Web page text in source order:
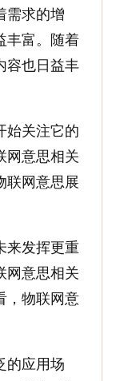
需求的增
丰富。随着
容也日益丰
始关注它的
网意思相关
联网意思展
来发挥更重
网意思相关
，物联网意
的应用场